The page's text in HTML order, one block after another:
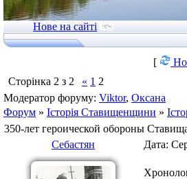
Нове на сайті
[
Сторінка 2 з 2 « 1 2
Модератор форуму: Viktor, Оксана
Форум » Історія Ставищенщини »
350-лет героической обороны
Себастян
Дата: